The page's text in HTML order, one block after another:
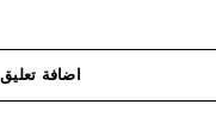
اضافة تعليق